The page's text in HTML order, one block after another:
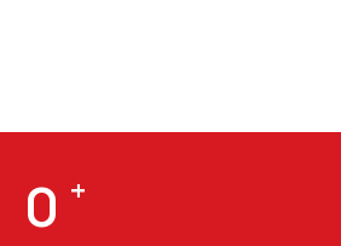
0 +